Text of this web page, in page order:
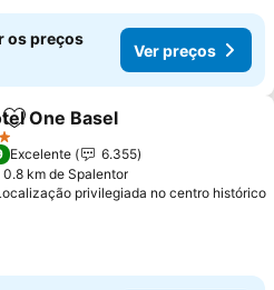
os preços
Ver preços
Adicionar aos favoritos
One Basel
Excelente
6.355
0.8 km de Spalentor
privilegiada no centro histórico